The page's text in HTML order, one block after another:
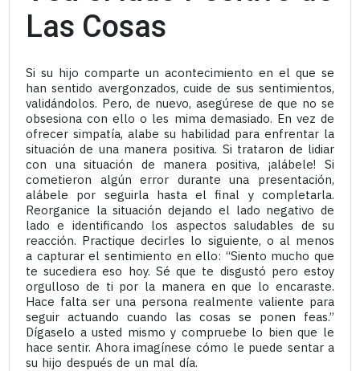
Las Cosas
Si su hijo comparte un acontecimiento en el que se
han sentido avergonzados, cuide de sus sentimientos,
validándolos. Pero, de nuevo, asegúrese de que no se
obsesiona con ello o les mima demasiado. En vez de
ofrecer simpatía, alabe su habilidad para enfrentar la
situación de una manera positiva. Si trataron de lidiar
con una situación de manera positiva, ¡alábele! Si
cometieron algún error durante una presentación,
alábele por seguirla hasta el final y completarla.
Reorganice la situación dejando el lado negativo de
lado e identificando los aspectos saludables de su
reacción. Practique decirles lo siguiente, o al menos
a capturar el sentimiento en ello: “Siento mucho que
te sucediera eso hoy. Sé que te disgustó pero estoy
orgulloso de ti por la manera en que lo encaraste.
Hace falta ser una persona realmente valiente para
seguir actuando cuando las cosas se ponen feas.”
Dígaselo a usted mismo y compruebe lo bien que le
hace sentir. Ahora imagínese cómo le puede sentar a
su hijo después de un mal día.